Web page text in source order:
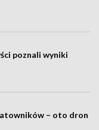
poznali wyniki
– oto dron